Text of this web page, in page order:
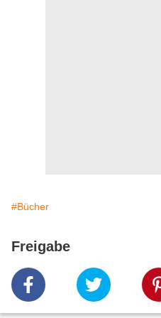
#Bücher
Freigabe